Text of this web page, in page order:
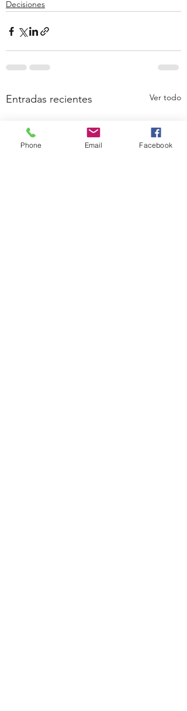
Decisiones
Entradas recientes Ver todo
Phone Email Facebook